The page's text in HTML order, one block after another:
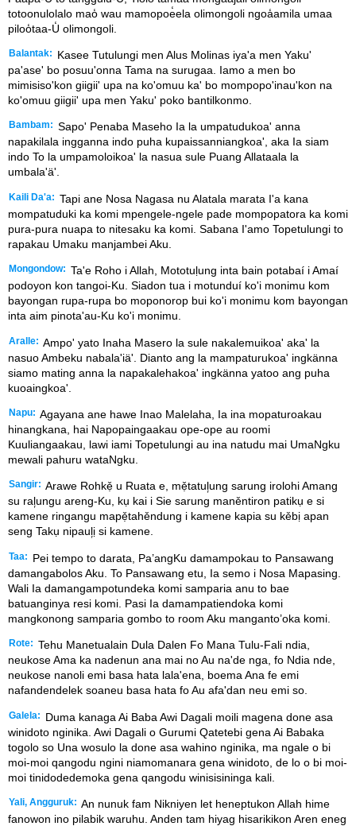
totoonulolalo mao̒ wau mamopoe̒ela olimongoli ngoa̒amila umaa
piloo̒taa-U̒ olimongoli.
Balantak:
Kasee Tutulungi men Alus Molinas iya'a men Yaku'
pa'ase' bo posuu'onna Tama na surugaa. Iamo a men bo
mimisiso'kon giigii' upa na ko'omuu ka' bo mompopo'inau'kon na
ko'omuu giigii' upa men Yaku' poko bantilkonmo.
Bambam: Sapo' Penaba Maseho Ia la umpatudukoa' anna
napakilala ingganna indo puha kupaissanniangkoa', aka Ia siam
indo To la umpamoloikoa' la nasua sule Puang Allataala la
umbala'ä'.
Kaili Da'a: Tapi ane Nosa Nagasa nu Alatala marata I'a kana
mompatuduki ka komi mpengele-ngele pade mompopatora ka komi
pura-pura nuapa to nitesaku ka komi. Sabana I'amo Topetulungi to
rapakau Umaku manjambei Aku.
Mongondow: Ta'e Roho i Allah, Mototuḷung inta bain potabaí i Amaí
podoyon kon tangoi-Ku. Siadon tua i motunduí ko'i monimu kom
bayongan rupa-rupa bo moponorop bui ko'i monimu kom bayongan
inta aim pinota'au-Ku ko'i monimu.
Aralle: Ampo' yato Inaha Masero la sule nakalemuikoa' aka' la
nasuo Ambeku nabala'iä'. Dianto ang la mampaturukoa' ingkänna
siamo mating anna la napakalehakoa' ingkänna yatoo ang puha
kuoaingkoa'.
Napu: Agayana ane hawe Inao Malelaha, Ia ina mopaturoakau
hinangkana, hai Napopaingaakau ope-ope au roomi
Kuuliangaakau, lawi iami Topetulungi au ina natudu mai UmaNgku
mewali pahuru wataNgku.
Sangir: Arawe Rohkẹ̌ u Ruata e, mẹ̌tatul᷊ung sarung irolohi Amang
su ral᷊ungu areng-Ku, kụ kai i Sie sarung maněntiron patikụ e si
kamene ringangu mapẹ̌tahěndung i kamene kapia su kěbị apan
seng Takụ nipaul᷊ị si kamene.
Taa:
Pei tempo to darata, Pa’angKu damampokau to Pansawang
damangabolos Aku. To Pansawang etu, Ia semo i Nosa Mapasing.
Wali Ia damangampotundeka komi samparia anu to bae
batuanginya resi komi. Pasi Ia damampatiendoka komi
mangkonong samparia gombo to room Aku manganto’oka komi.
Rote: Tehu Manetualain Dula Dalen Fo Mana Tulu-Fali ndia,
neukose Ama ka nadenun ana mai no Au na'de nga, fo Ndia nde,
neukose nanoli emi basa hata lala'ena, boema Ana fe emi
nafandendelek soaneu basa hata fo Au afa'dan neu emi so.
Galela:
Duma kanaga Ai Baba Awi Dagali moili magena done asa
winidoto nginika. Awi Dagali o Gurumi Qatetebi gena Ai Babaka
togolo so Una wosulo la done asa wahino nginika, ma ngale o bi
moi-moi qangodu ngini niamomanara gena winidoto, de lo o bi moi-
moi tinidodedemoka gena qangodu winisisininga kali.
Yali, Angguruk: An nunuk fam Nikniyen let heneptukon Allah hime
fanowon ino pilabik waruhu. Anden tam hiyag hisarikikon Aren eneg